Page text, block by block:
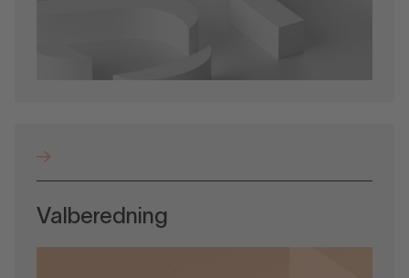
Valberedning